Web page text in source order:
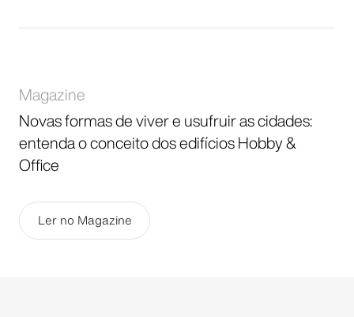
Magazine
Novas formas de viver e usufruir as cidades:
entenda o conceito dos edifícios Hobby &
Office
Ler no Magazine